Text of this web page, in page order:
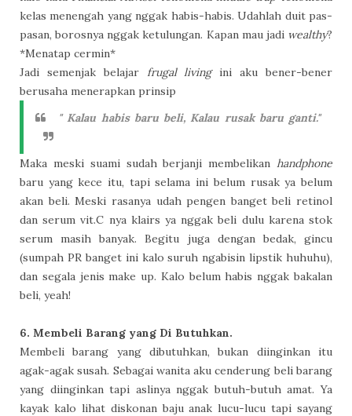
kelas menengah yang nggak habis-habis. Udahlah duit pas-
pasan, borosnya nggak ketulungan. Kapan mau jadi wealthy?
*Menatap cermin*
Jadi semenjak belajar frugal livingini aku bener-bener
berusaha menerapkan prinsip
" Kalau habis baru beli, Kalau rusak baru ganti."
Maka meski suami sudah berjanji membelikan handphone
baru yang kece itu, tapi selama ini belum rusak ya belum
akan beli. Meski rasanya udah pengen banget beli retinol
dan serum vit.C nya klairs ya nggak beli dulu karena stok
serum masih banyak. Begitu juga dengan bedak, gincu
(sumpah PR banget ini kalo suruh ngabisin lipstik huhuhu),
dan segala jenis make up. Kalo belum habis nggak bakalan
beli, yeah!
6. Membeli Barang yang Di Butuhkan.
Membeli barang yang dibutuhkan, bukan diinginkan itu
agak-agak susah. Sebagai wanita aku cenderung beli barang
yang diinginkan tapi aslinya nggak butuh-butuh amat. Ya
kayak kalo lihat diskonan baju anak lucu-lucu tapi sayang